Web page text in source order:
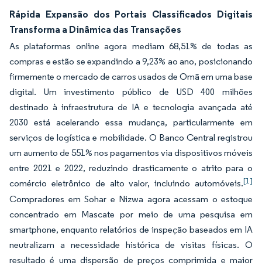
Rápida Expansão dos Portais Classificados Digitais
Transforma a Dinâmica das Transações
As plataformas online agora mediam 68,51% de todas as
compras e estão se expandindo a 9,23% ao ano, posicionando
firmemente o mercado de carros usados de Omã em uma base
digital. Um investimento público de USD 400 milhões
destinado à infraestrutura de IA e tecnologia avançada até
2030 está acelerando essa mudança, particularmente em
serviços de logística e mobilidade. O Banco Central registrou
um aumento de 551% nos pagamentos via dispositivos móveis
entre 2021 e 2022, reduzindo drasticamente o atrito para o
comércio eletrônico de alto valor, incluindo automóveis.[1]
Compradores em Sohar e Nizwa agora acessam o estoque
concentrado em Mascate por meio de uma pesquisa em
smartphone, enquanto relatórios de inspeção baseados em IA
neutralizam a necessidade histórica de visitas físicas. O
resultado é uma dispersão de preços comprimida e maior